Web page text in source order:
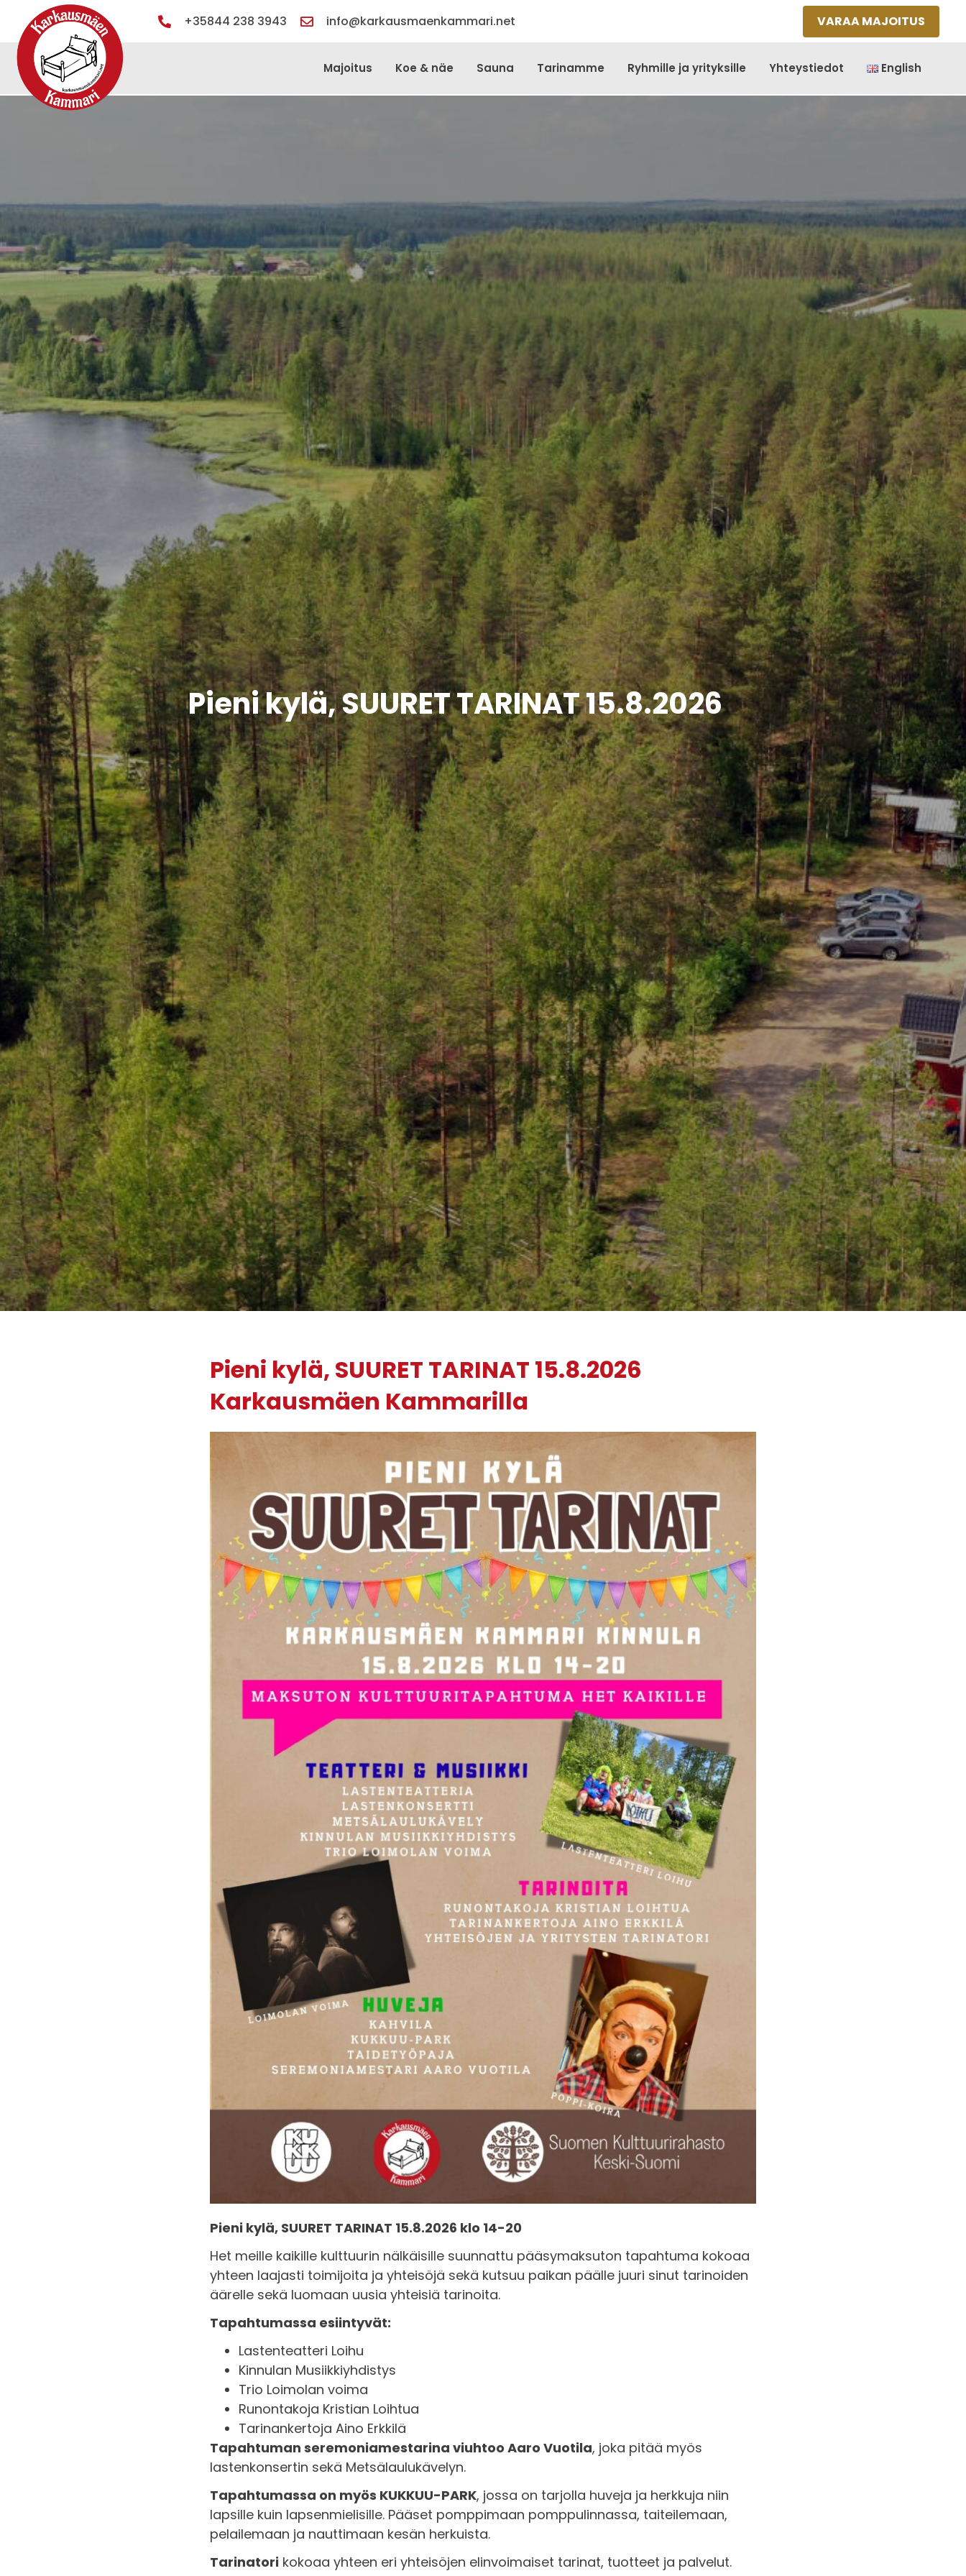
+35844 238 3943 info@karkausmaenkammari.net VARAA MAJOITUS
Majoitus Koe & näe Sauna Tarinamme Ryhmille ja yrityksille Yhteystiedot English
Pieni kylä, SUURET TARINAT 15.8.2026
Pieni kylä, SUURET TARINAT 15.8.2026
Karkausmäen Kammarilla
Pieni kylä, SUURET TARINAT 15.8.2026 klo 14-20
Het meille kaikille kulttuurin nälkäisille suunnattu pääsymaksuton tapahtuma kokoaa
yhteen laajasti toimijoita ja yhteisöjä sekä kutsuu paikan päälle juuri sinut tarinoiden
äärelle sekä luomaan uusia yhteisiä tarinoita.
Tapahtumassa esiintyvät:
Lastenteatteri Loihu
Kinnulan Musiikkiyhdistys
Trio Loimolan voima
Runontakoja Kristian Loihtua
Tarinankertoja Aino Erkkilä
Tapahtuman seremoniamestarina viuhtoo Aaro Vuotila, joka pitää myös
lastenkonsertin sekä Metsälaulukävelyn.
Tapahtumassa on myös KUKKUU-PARK, jossa on tarjolla huveja ja herkkuja niin
lapsille kuin lapsenmielisille. Pääset pomppimaan pomppulinnassa, taiteilemaan,
pelailemaan ja nauttimaan kesän herkuista.
Tarinatori kokoaa yhteen eri yhteisöjen elinvoimaiset tarinat, tuotteet ja palvelut.